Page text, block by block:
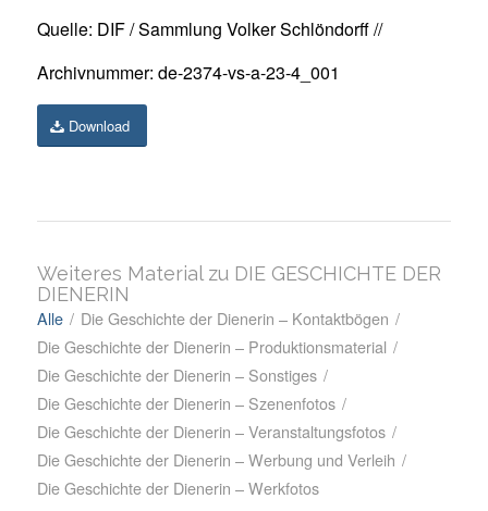
Quelle: DIF / Sammlung Volker Schlöndorff //
Archivnummer: de-2374-vs-a-23-4_001
Download
Weiteres Material zu DIE GESCHICHTE DER
DIENERIN
Alle / Die Geschichte der Dienerin – Kontaktbögen /
Die Geschichte der Dienerin – Produktionsmaterial /
Die Geschichte der Dienerin – Sonstiges /
Die Geschichte der Dienerin – Szenenfotos /
Die Geschichte der Dienerin – Veranstaltungsfotos /
Die Geschichte der Dienerin – Werbung und Verleih /
Die Geschichte der Dienerin – Werkfotos